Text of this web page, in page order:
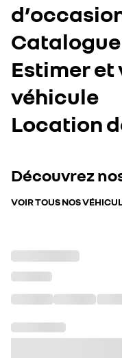
Estimer et
véhicule
Location
Découvrez
VOIR TOUS NOS